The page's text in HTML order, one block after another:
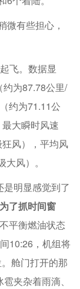
微有些担心，
飞。数据显
为87.78公里/
约为71.11公
大瞬时风速
风），平均风
风）。
明显感觉到了
了抓时间窗
平衡燃油状态
10:26，机组将
舱门打开的那
夹杂着雨滴、